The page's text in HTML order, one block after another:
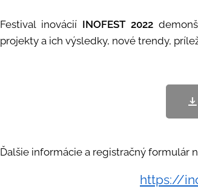
Festival inovácií INOFEST 2022
projekty a ich výsledky, nové trendy,
Ďalšie informácie a registračný formulár
https://